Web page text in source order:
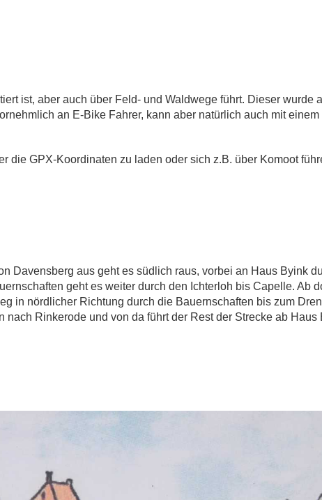
ist, aber auch über Feld- und Waldwege führt. Dieser wurde
an E-Bike Fahrer, kann aber natürlich auch mit
die GPX-Koordinaten zu laden oder sich z.B. über Komoot
Davensberg aus geht es südlich raus, vorbei an Haus Byink
geht es weiter durch den Ichterloh bis Capelle. Ab
in nördlicher Richtung durch die Bauernschaften bis zum
Rinkerode und von da führt der Rest der Strecke ab Haus